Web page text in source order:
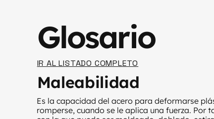
Glosario
IR AL LISTADO COMPLETO
Maleabilidad
Es la capacidad del acero para deformarse
romperse, cuando se le aplica una fuerza. Por